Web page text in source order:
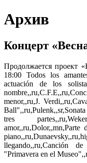
Архив
Концерт
Продолжается проект
18:00 Todos los
actuación de los
menor,,ru,J.
tres
llegando,,ru,Canción
"Primavera en el